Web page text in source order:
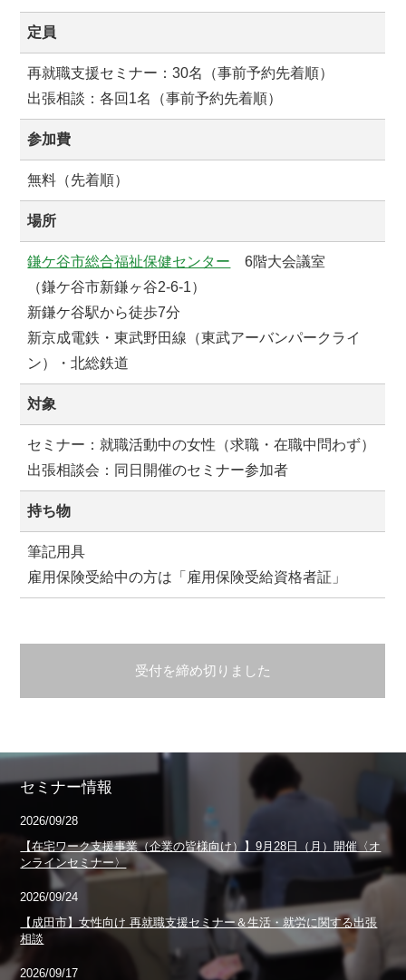
定員
再就職支援セミナー：30名（事前予約先着順）
出張相談：各回1名（事前予約先着順）
参加費
無料（先着順）
場所
鎌ケ谷市総合福祉保健センター 6階大会議室
（鎌ケ谷市新鎌ヶ谷2-6-1）
新鎌ケ谷駅から徒歩7分
新京成電鉄・東武野田線（東武アーバンパークライ
ン）・北総鉄道
対象
セミナー：就職活動中の女性（求職・在職中問わず）
出張相談会：同日開催のセミナー参加者
持ち物
筆記用具
雇用保険受給中の方は「雇用保険受給資格者証」
受付を締め切りました
セミナー情報
2026/09/28
【在宅ワーク支援事業（企業の皆様向け）】9月28日（月）開催〈オ
ンラインセミナー〉
2026/09/24
【成田市】女性向け 再就職支援セミナー＆生活・就労に関する出張
相談
2026/09/17